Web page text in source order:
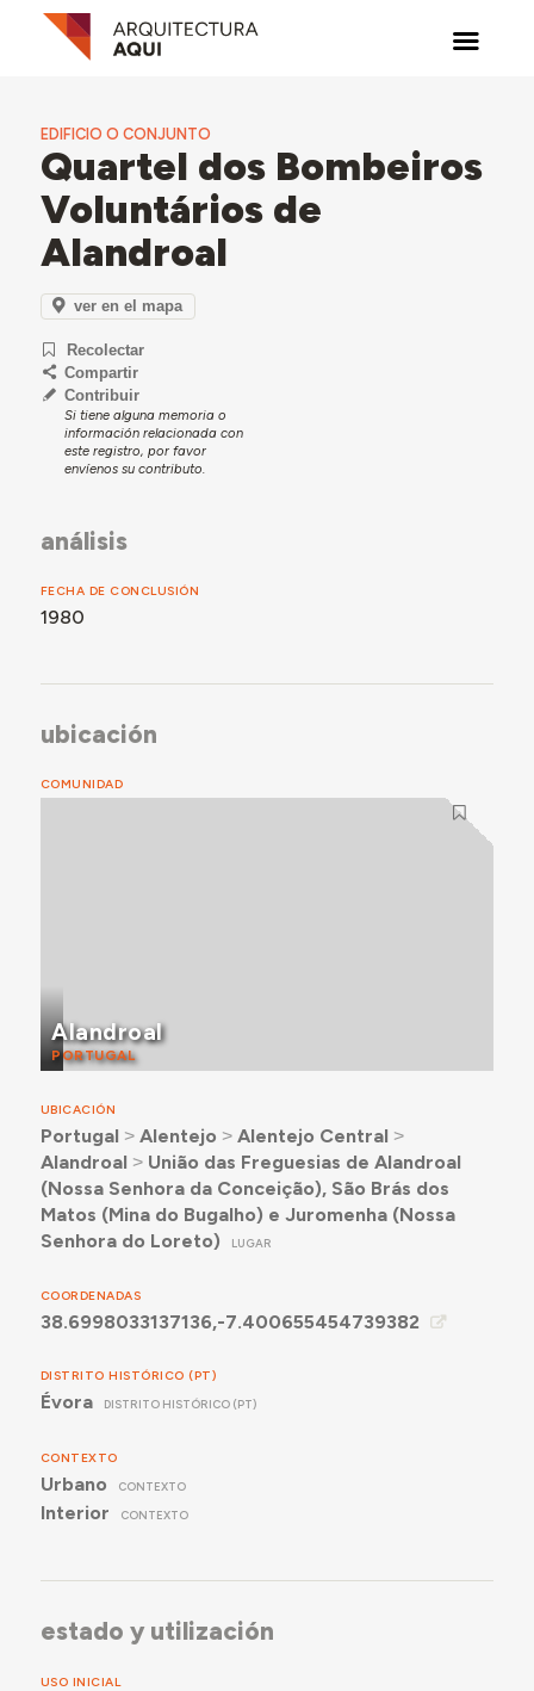
EDIFICIO O CONJUNTO
Quartel dos Bombeiros
Voluntários de
Alandroal
ver en el mapa
Recolectar
Compartir
Contribuir
Si tiene alguna memoria o
información relacionada con
este registro, por favor
envíenos su contributo.
análisis
FECHA DE CONCLUSIÓN
1980
ubicación
COMUNIDAD
Alandroal
PORTUGAL
UBICACIÓN
Portugal ˃ Alentejo ˃ Alentejo Central ˃
Alandroal ˃ União das Freguesias de Alandroal
(Nossa Senhora da Conceição), São Brás dos
Matos (Mina do Bugalho) e Juromenha (Nossa
Senhora do Loreto)
LUGAR
COORDENADAS
38.6998033137136,-7.400655454739382
DISTRITO HISTÓRICO (PT)
Évora DISTRITO HISTÓRICO (PT)
CONTEXTO
Urbano CONTEXTO
Interior CONTEXTO
estado y utilización
USO INICIAL